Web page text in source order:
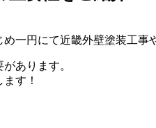
一円にて近畿外壁塗装工事
あります。
す！